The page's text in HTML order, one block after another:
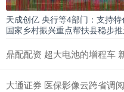
天成创亿 央行等4部门：支持
国家乡村振兴重点帮扶县稳步推
鼎配配资 超大电池的增程车
大通证券 医保影像云跨省调